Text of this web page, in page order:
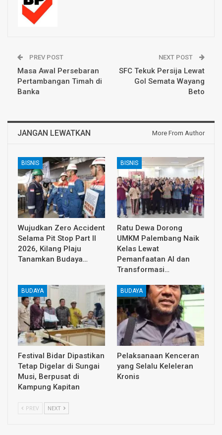
PREV POST
Masa Awal Persebaran
Pertambangan Timah di
Banka
NEXT POST
SFC Tekuk Persija Lewat
Gol Semata Wayang
Beto
JANGAN LEWATKAN More From Author
BISNIS
Wujudkan Zero Accident
Selama Pit Stop Part II
2026, Kilang Plaju
Tanamkan Budaya…
BISNIS
Ratu Dewa Dorong
UMKM Palembang Naik
Kelas Lewat
Pemanfaatan AI dan
Transformasi…
BUDAYA
Festival Bidar Dipastikan
Tetap Digelar di Sungai
Musi, Berpusat di
Kampung Kapitan
BUDAYA
Pelaksanaan Kenceran
yang Selalu Keleleran
Kronis
PREV NEXT